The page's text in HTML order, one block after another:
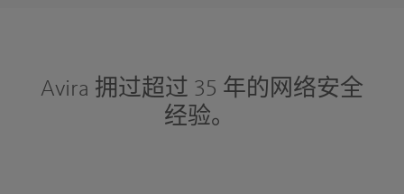
Avira 拥过超过 35 年的网络安全
经验。